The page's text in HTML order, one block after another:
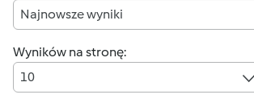
Najnowsze wyniki
Wyników na stronę:
10